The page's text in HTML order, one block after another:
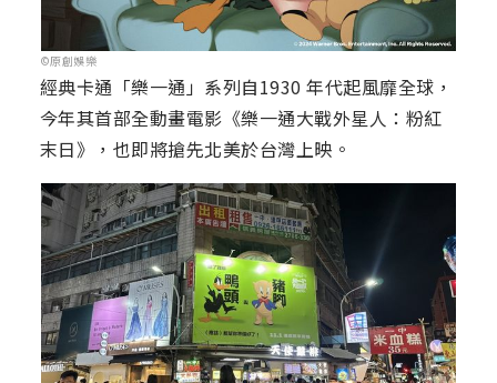
©原創娛樂
經典卡通「樂一通」系列自1930 年代起風靡全球，
今年其首部全動畫電影《樂一通大戰外星人：粉紅
末日》，也即將搶先北美於台灣上映。